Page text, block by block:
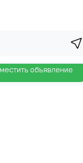
объявление